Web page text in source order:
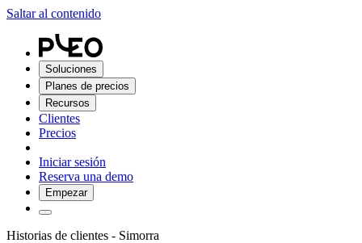
Saltar al contenido
Soluciones
Planes de precios
Recursos
Clientes
Precios
Iniciar sesión
Reserva una demo
Empezar
Historias de clientes - Simorra